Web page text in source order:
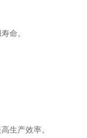
命。
生产效率。